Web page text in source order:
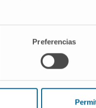
Preferencias
según las
La anomalía
se identifica en una
redondeados